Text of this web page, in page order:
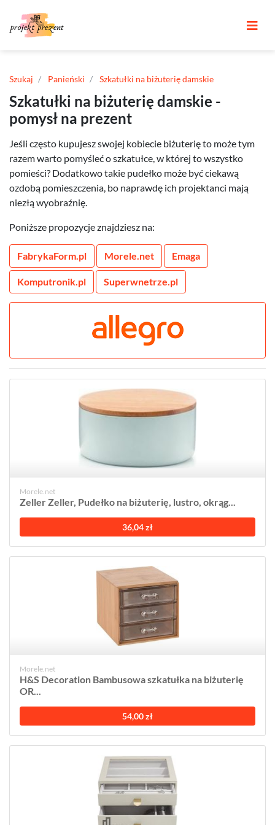
Szukaj Panieński Szkatułki na biżuterię damskie
Szkatułki na biżuterię damskie -
pomysł na prezent
Jeśli często kupujesz swojej kobiecie biżuterię to może tym
razem warto pomyśleć o szkatułce, w której to wszystko
pomieści? Dodatkowo takie pudełko może być ciekawą
ozdobą pomieszczenia, bo naprawdę ich projektanci mają
niezłą wyobraźnię.
Poniższe propozycje znajdziesz na:
FabrykaForm.pl Morele.net Emaga
Komputronik.pl Superwnetrze.pl
Morele.net
Zeller Zeller, Pudełko na biżuterię, lustro, okrąg...
36,04 zł
Morele.net
H&S Decoration Bambusowa szkatułka na biżuterię
OR...
54,00 zł